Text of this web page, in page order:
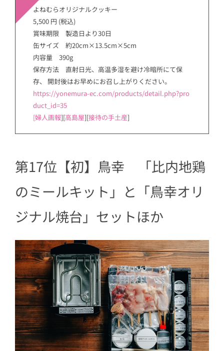
よねむらオリジナルクッキー
5,500 円 (税込)
賞味期限 製造日より30日
缶サイズ 約20cm×13.5cm×5cm
内容量 390g
保存方法 直射日光、高温多湿を避け冷暗所にて保
存、 開封後はお早めにお召し上がりください。
https://yonemura-ec.com/products/detail.php?pro
duct_id=35
[婦人画報][高島屋][接待の手土産]
第17位【初】鳥幸 「比内地鶏
のミールキット」と「鳥幸オリ
ジナル焼台」セットほか